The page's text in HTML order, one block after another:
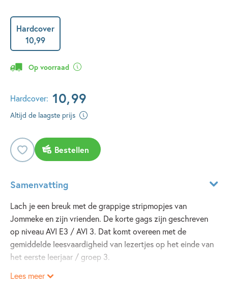
Hardcover
10,99
Op voorraad
Hardcover: 10,99
Altijd de laagste prijs
Bestellen
Samenvatting
Lach je een breuk met de grappige stripmopjes van
Jommeke en zijn vrienden. De korte gags zijn geschreven
op niveau AVI E3 / AVI 3. Dat komt overeen met de
gemiddelde leesvaardigheid van lezertjes op het einde van
het eerste leerjaar / groep 3.
Lees meer